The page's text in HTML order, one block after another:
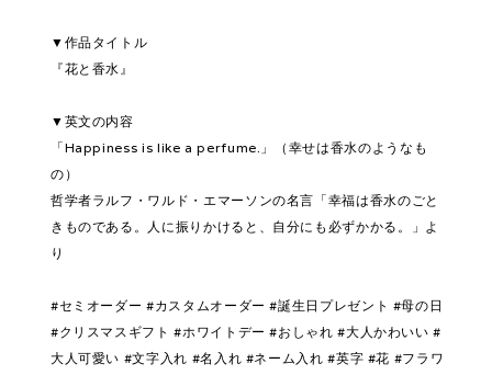
▼作品タイトル
『花と香水』
▼英文の内容
「Happiness is like a perfume.」（幸せは香水のようなも
の）
哲学者ラルフ・ワルド・エマーソンの名言「幸福は香水のごと
きものである。人に振りかけると、自分にも必ずかかる。」よ
り
#セミオーダー #カスタムオーダー #誕生日プレゼント #母の日
#クリスマスギフト #ホワイトデー #おしゃれ #大人かわいい #
大人可愛い #文字入れ #名入れ #ネーム入れ #英字 #花 #フラワ